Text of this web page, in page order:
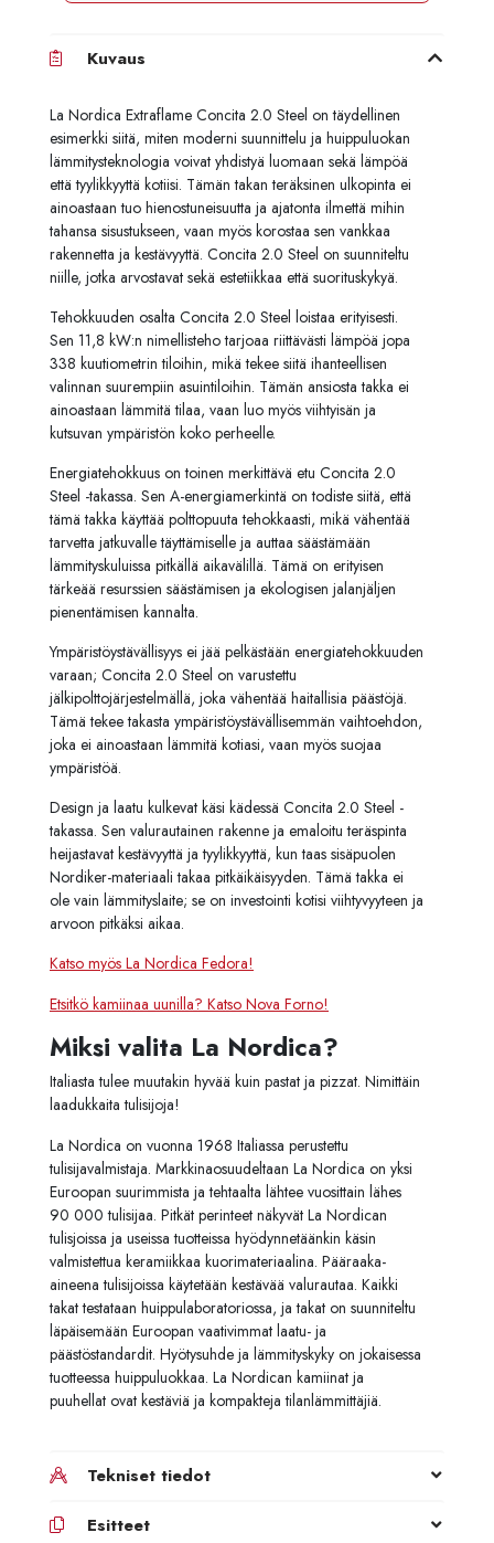
Kuvaus
La Nordica Extraflame Concita 2.0 Steel on täydellinen
esimerkki siitä, miten moderni suunnittelu ja huippuluokan
lämmitysteknologia voivat yhdistyä luomaan sekä lämpöä
että tyylikkyyttä kotiisi. Tämän takan teräksinen ulkopinta ei
ainoastaan tuo hienostuneisuutta ja ajatonta ilmettä mihin
tahansa sisustukseen, vaan myös korostaa sen vankkaa
rakennetta ja kestävyyttä. Concita 2.0 Steel on suunniteltu
niille, jotka arvostavat sekä estetiikkaa että suorituskykyä.
Tehokkuuden osalta Concita 2.0 Steel loistaa erityisesti.
Sen 11,8 kW:n nimellisteho tarjoaa riittävästi lämpöä jopa
338 kuutiometrin tiloihin, mikä tekee siitä ihanteellisen
valinnan suurempiin asuintiloihin. Tämän ansiosta takka ei
ainoastaan lämmitä tilaa, vaan luo myös viihtyisän ja
kutsuvan ympäristön koko perheelle.
Energiatehokkuus on toinen merkittävä etu Concita 2.0
Steel -takassa. Sen A-energiamerkintä on todiste siitä, että
tämä takka käyttää polttopuuta tehokkaasti, mikä vähentää
tarvetta jatkuvalle täyttämiselle ja auttaa säästämään
lämmityskuluissa pitkällä aikavälillä. Tämä on erityisen
tärkeää resurssien säästämisen ja ekologisen jalanjäljen
pienentämisen kannalta.
Ympäristöystävällisyys ei jää pelkästään energiatehokkuuden
varaan; Concita 2.0 Steel on varustettu
jälkipolttojärjestelmällä, joka vähentää haitallisia päästöjä.
Tämä tekee takasta ympäristöystävällisemmän vaihtoehdon,
joka ei ainoastaan lämmitä kotiasi, vaan myös suojaa
ympäristöä.
Design ja laatu kulkevat käsi kädessä Concita 2.0 Steel -
takassa. Sen valurautainen rakenne ja emaloitu teräspinta
heijastavat kestävyyttä ja tyylikkyyttä, kun taas sisäpuolen
Nordiker-materiaali takaa pitkäikäisyyden. Tämä takka ei
ole vain lämmityslaite; se on investointi kotisi viihtyvyyteen ja
arvoon pitkäksi aikaa.
Katso myös La Nordica Fedora!
Etsitkö kamiinaa uunilla? Katso Nova Forno!
Miksi valita La Nordica?
Italiasta tulee muutakin hyvää kuin pastat ja pizzat. Nimittäin
laadukkaita tulisijoja!
La Nordica on vuonna 1968 Italiassa perustettu
tulisijavalmistaja. Markkinaosuudeltaan La Nordica on yksi
Euroopan suurimmista ja tehtaalta lähtee vuosittain lähes
90 000 tulisijaa. Pitkät perinteet näkyvät La Nordican
tulisjoissa ja useissa tuotteissa hyödynnetäänkin käsin
valmistettua keramiikkaa kuorimateriaalina. Pääraaka-
aineena tulisijoissa käytetään kestävää valurautaa. Kaikki
takat testataan huippulaboratoriossa, ja takat on suunniteltu
läpäisemään Euroopan vaativimmat laatu- ja
päästöstandardit. Hyötysuhde ja lämmityskyky on jokaisessa
tuotteessa huippuluokkaa. La Nordican kamiinat ja
puuhellat ovat kestäviä ja kompakteja tilanlämmittäjiä.
Tekniset tiedot
Esitteet